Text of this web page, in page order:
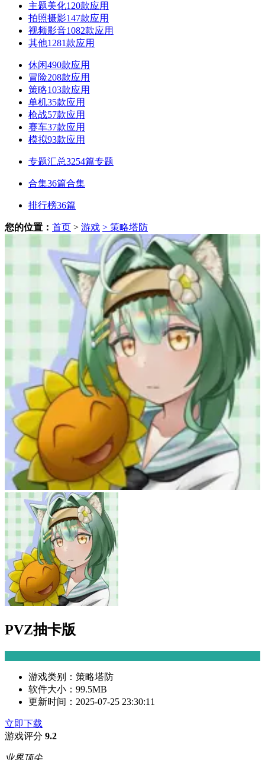
主题美化120款应用
拍照摄影147款应用
视频影音1082款应用
其他1281款应用
休闲490款应用
冒险208款应用
策略103款应用
单机35款应用
枪战57款应用
赛车37款应用
模拟93款应用
专题汇总3254篇专题
合集36篇合集
排行榜36篇
您的位置： 首页 > 游戏 > 策略塔防
PVZ抽卡版
游戏类别： 策略塔防
软件大小： 99.5MB
更新时间： 2025-07-25 23:30:11
立即下载
游戏评分 9.2
业界顶尖